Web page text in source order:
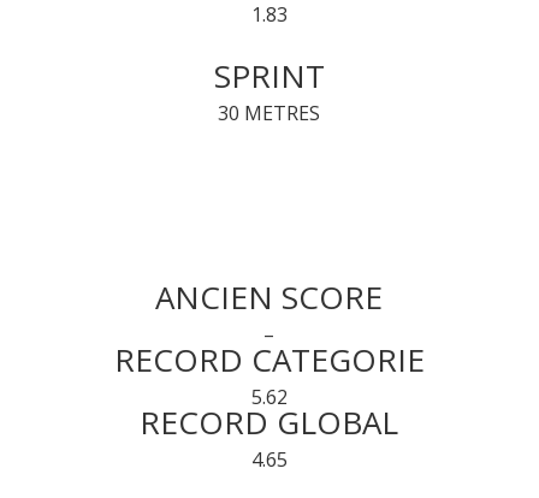
1.83
SPRINT
30 METRES
ANCIEN SCORE
–
RECORD CATEGORIE
5.62
RECORD GLOBAL
4.65